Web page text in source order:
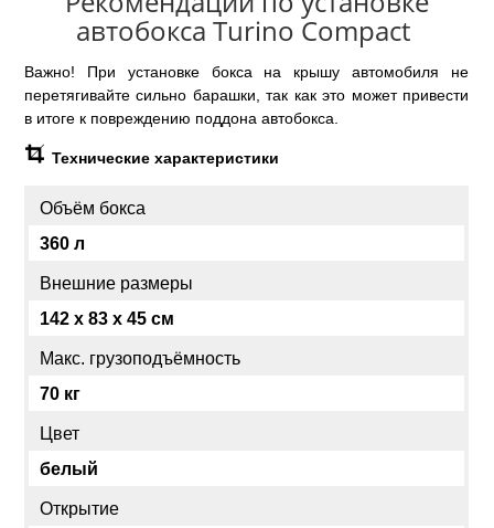
автобокса Turino Compact
Важно! При установке бокса на крышу автомобиля не
перетягивайте сильно барашки, так как это может привести
в итоге к повреждению поддона автобокса.
Технические характеристики
Объём бокса
360 л
Внешние размеры
142 x 83 x 45 см
Макс. грузоподъёмность
70 кг
Цвет
белый
Открытие